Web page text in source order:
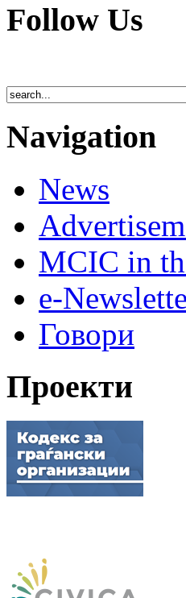
Follow Us
Navigation
News
MCIC in
e-
Говори
Проекти